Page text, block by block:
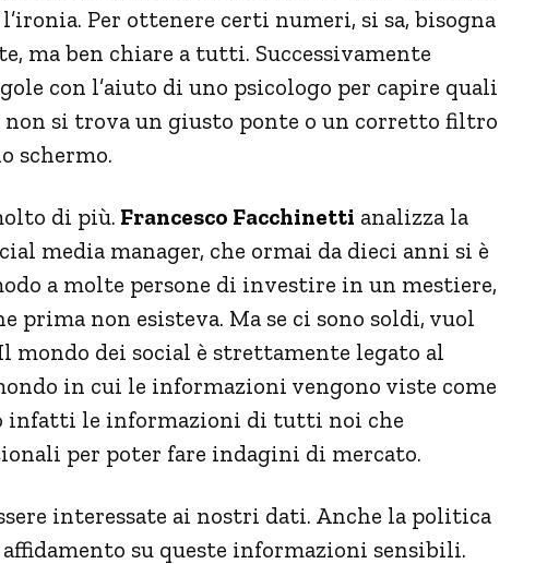
Per ottenere certi numeri, si sa, bisogna
ma ben chiare a tutti. Successivamente
con l’aiuto di uno psicologo per capire quali
non si trova un giusto ponte o un corretto filtro
schermo.
di più. Francesco Facchinetti analizza la
media manager, che ormai da dieci anni si è
a molte persone di investire in un mestiere,
prima non esisteva. Ma se ci sono soldi, vuol
mondo dei social è strettamente legato al
in cui le informazioni vengono viste come
infatti le informazioni di tutti noi che
per poter fare indagini di mercato.
interessate ai nostri dati. Anche la politica
affidamento su queste informazioni sensibili.